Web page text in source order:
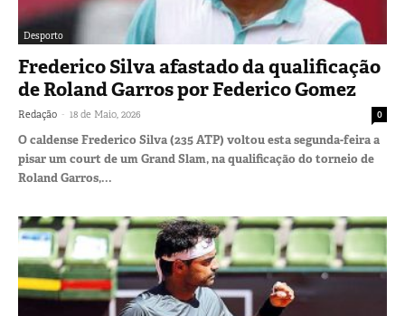
Desporto
Frederico Silva afastado da qualificação
de Roland Garros por Federico Gomez
Redação - 18 de Maio, 2026 0
O caldense Frederico Silva (235 ATP) voltou esta segunda-feira a
pisar um court de um Grand Slam, na qualificação do torneio de
Roland Garros,...